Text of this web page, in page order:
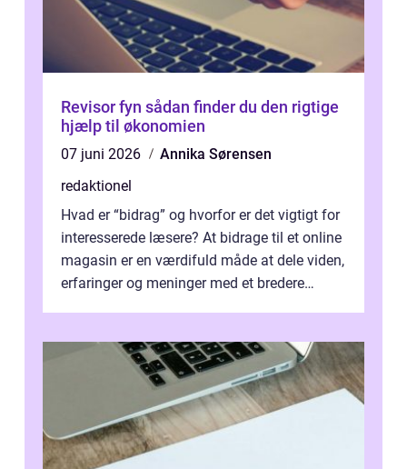
Revisor fyn sådan finder du den rigtige
hjælp til økonomien
07 juni 2026
Annika Sørensen
redaktionel
Hvad er “bidrag” og hvorfor er det vigtigt for
interesserede læsere? At bidrage til et online
magasin er en værdifuld måde at dele viden,
erfaringer og meninger med et bredere